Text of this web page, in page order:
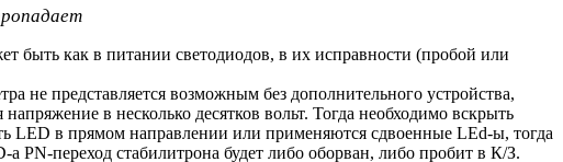
быть как в питании светодиодов, в их исправности (пробой или
не представляется возможным без дополнительного устройства,
в несколько десятков вольт. Тогда необходимо вскрыть
LED в прямом направлении или применяются сдвоенные LEd-ы, тогда
PN-переход стабилитрона будет либо оборван, либо пробит в К/З.